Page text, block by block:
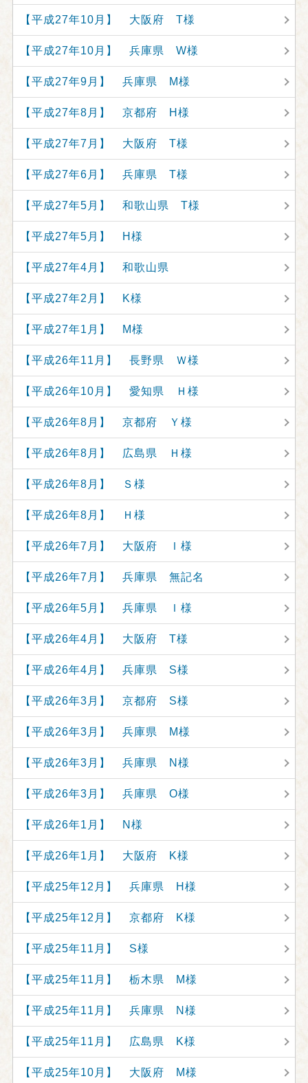
【平成27年10月】 大阪府 T様
【平成27年10月】 兵庫県 W様
【平成27年9月】 兵庫県 M様
【平成27年8月】 京都府 H様
【平成27年7月】 大阪府 T様
【平成27年6月】 兵庫県 T様
【平成27年5月】 和歌山県 T様
【平成27年5月】 H様
【平成27年4月】 和歌山県
【平成27年2月】 K様
【平成27年1月】 M様
【平成26年11月】 長野県 Ｗ様
【平成26年10月】 愛知県 Ｈ様
【平成26年8月】 京都府 Ｙ様
【平成26年8月】 広島県 Ｈ様
【平成26年8月】 Ｓ様
【平成26年8月】 Ｈ様
【平成26年7月】 大阪府 Ｉ様
【平成26年7月】 兵庫県 無記名
【平成26年5月】 兵庫県 Ｉ様
【平成26年4月】 大阪府 T様
【平成26年4月】 兵庫県 S様
【平成26年3月】 京都府 S様
【平成26年3月】 兵庫県 M様
【平成26年3月】 兵庫県 N様
【平成26年3月】 兵庫県 O様
【平成26年1月】 N様
【平成26年1月】 大阪府 K様
【平成25年12月】 兵庫県 H様
【平成25年12月】 京都府 K様
【平成25年11月】 S様
【平成25年11月】 栃木県 M様
【平成25年11月】 兵庫県 N様
【平成25年11月】 広島県 K様
【平成25年10月】 大阪府 M様